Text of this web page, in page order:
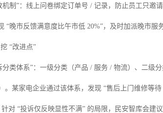
机制”：线上问卷绑定订单号 / 记录，防止员工只邀
“晚市反馈满意度比午市低 20%”，及时加派晚市服
“改进点”
分类体系”：一级分类（产品 / 服务 / 物流）、二级
。某家电企业通过该体系，发现 “售后上门维修等
对 “投诉仅反映显性不满” 的局限，民安智库会建